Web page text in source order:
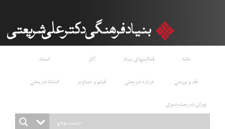
خانه فعالیتهای بنیاد آثار
اسناد
نقد و بررسی
درباره شریعتی فیلم و تصاویر
استاد شریعتی
پوران شریعت‌رضوی